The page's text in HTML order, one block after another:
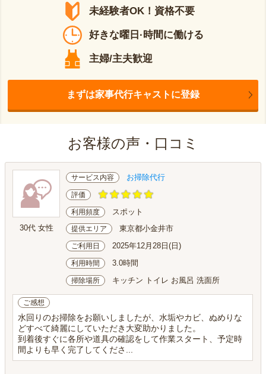
未経験者OK！資格不要
好きな曜日·時間に働ける
主婦/主夫歓迎
まずは家事代行キャストに登録
お客様の声・口コミ
30代 女性
サービス内容 お掃除代行
評価
利用頻度 スポット
提供エリア 東京都小金井市
ご利用日 2025年12月28日(日)
利用時間 3.0時間
掃除場所 キッチン トイレ お風呂 洗面所
ご感想
水回りのお掃除をお願いしましたが、水垢やカビ、ぬめりな
どすべて綺麗にしていただき大変助かりました。
到着後すぐに各所や道具の確認をして作業スタート、予定時
間よりも早く完了してくださ...